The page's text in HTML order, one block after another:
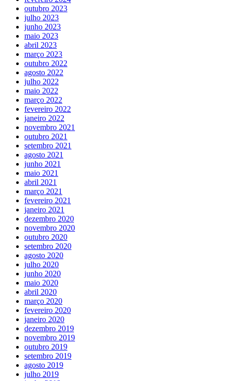
outubro 2023
julho 2023
junho 2023
maio 2023
abril 2023
março 2023
outubro 2022
agosto 2022
julho 2022
maio 2022
março 2022
fevereiro 2022
janeiro 2022
novembro 2021
outubro 2021
setembro 2021
agosto 2021
junho 2021
maio 2021
abril 2021
março 2021
fevereiro 2021
janeiro 2021
dezembro 2020
novembro 2020
outubro 2020
setembro 2020
agosto 2020
julho 2020
junho 2020
maio 2020
abril 2020
março 2020
fevereiro 2020
janeiro 2020
dezembro 2019
novembro 2019
outubro 2019
setembro 2019
agosto 2019
julho 2019